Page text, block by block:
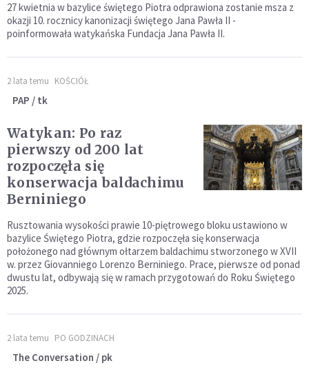
27 kwietnia w bazylice świętego Piotra odprawiona zostanie msza z
okazji 10. rocznicy kanonizacji świętego Jana Pawła II -
poinformowała watykańska Fundacja Jana Pawła II.
2 lata temu KOŚCIÓŁ
PAP / tk
Watykan: Po raz
pierwszy od 200 lat
rozpoczęła się
konserwacja baldachimu
Berniniego
Rusztowania wysokości prawie 10-piętrowego bloku ustawiono w
bazylice Świętego Piotra, gdzie rozpoczęła się konserwacja
położonego nad głównym ołtarzem baldachimu stworzonego w XVII
w. przez Giovanniego Lorenzo Berniniego. Prace, pierwsze od ponad
dwustu lat, odbywają się w ramach przygotowań do Roku Świętego
2025.
2 lata temu PO GODZINACH
The Conversation / pk